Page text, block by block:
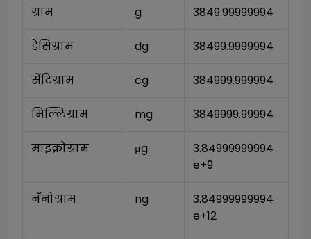
ग्राम g 3849.99999994
डेसिग्राम dg 38499.9999994
सेंटिग्राम cg 384999.999994
मिल्लिग्राम mg 3849999.99994
माइक्रोग्राम μg
3.84999999994
e+9
नॅनोग्राम ng
3.84999999994
e+12